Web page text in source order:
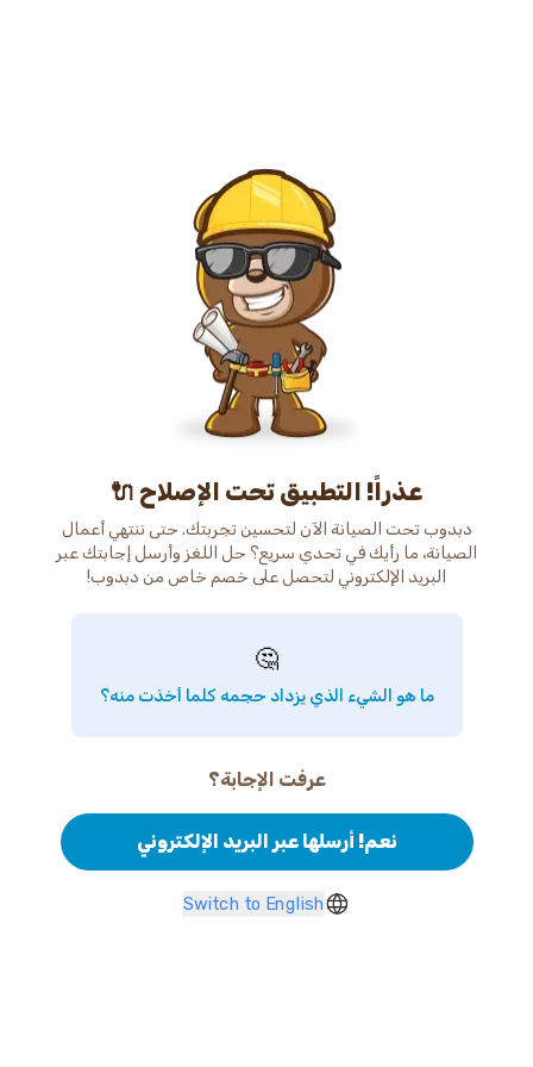
عذراً! التطبيق تحت الإصلاح 🔌
دبدوب تحت الصيانة الآن لتحسين تجربتك. حتى ننتهي أعمال
الصيانة، ما رأيك في تحدي سريع؟ حل اللغز وأرسل إجابتك عبر
البريد الإلكتروني لتحصل على خصم خاص من دبدوب!
🤔
ما هو الشيء الذي يزداد حجمه كلما أخذت منه؟
عرفت الإجابة؟
نعم! أرسلها عبر البريد الإلكتروني
Switch to English